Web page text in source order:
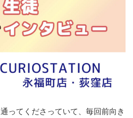
ってくださっていて、毎回前向き